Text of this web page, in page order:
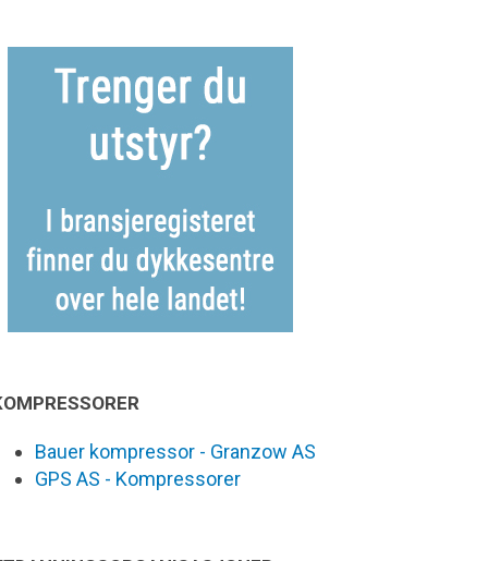
Bauer kompressor - Granzow AS
GPS AS - Kompressorer